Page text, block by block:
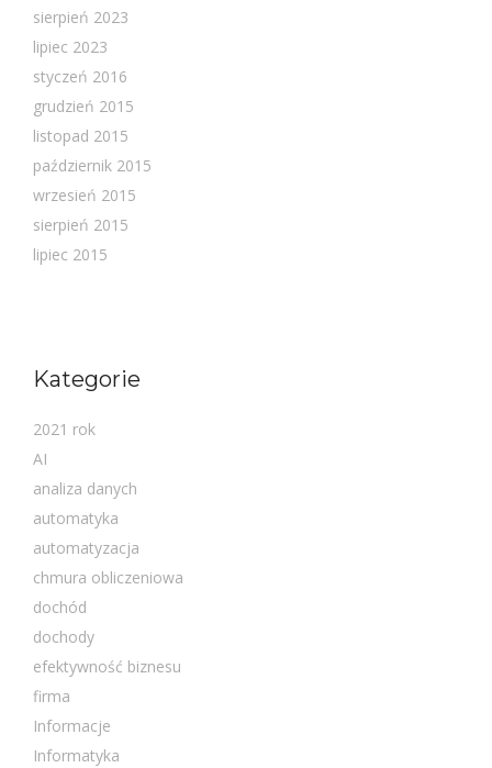
sierpień 2023
lipiec 2023
styczeń 2016
grudzień 2015
listopad 2015
październik 2015
wrzesień 2015
sierpień 2015
lipiec 2015
Kategorie
2021 rok
AI
analiza danych
automatyka
automatyzacja
chmura obliczeniowa
dochód
dochody
efektywność biznesu
firma
Informacje
Informatyka